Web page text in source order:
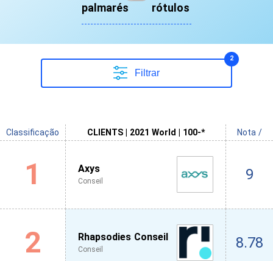
palmarés
rótulos
Filtrar
2
Classificação CLIENTS | 2021 World | 100-* Nota /
1 Axys
Conseil 9
2 Rhapsodies Conseil
Conseil 8.78